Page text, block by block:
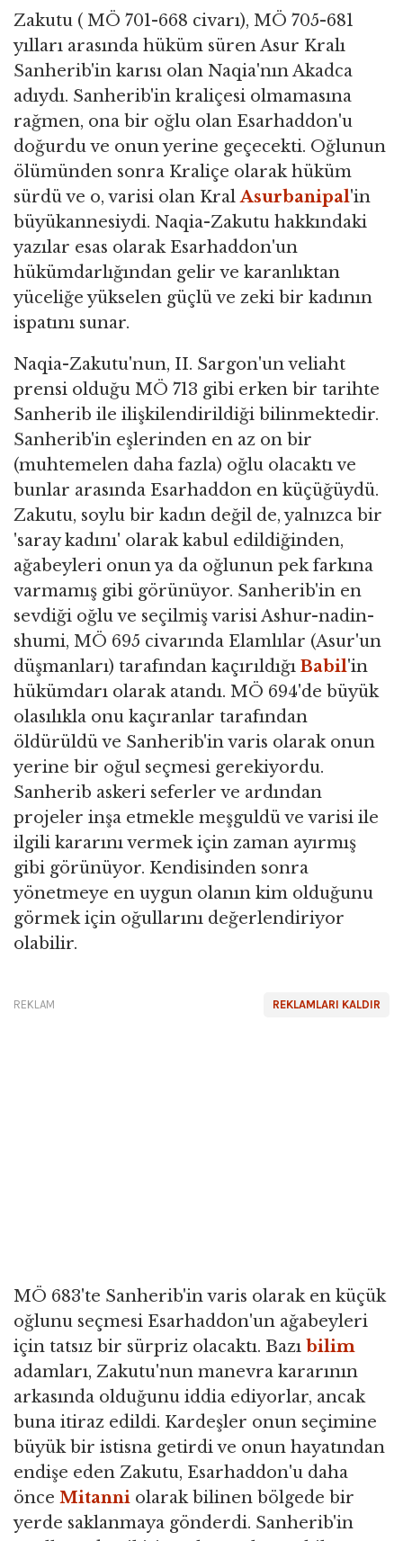
Zakutu ( MÖ 701-668 civarı), MÖ 705-681
yılları arasında hüküm süren Asur Kralı
Sanherib'in karısı olan Naqia'nın Akadca
adıydı. Sanherib'in kraliçesi olmamasına
rağmen, ona bir oğlu olan Esarhaddon'u
doğurdu ve onun yerine geçecekti. Oğlunun
ölümünden sonra Kraliçe olarak hüküm
sürdü ve o, varisi olan KralAsurbanipal'in
büyükannesiydi. Naqia-Zakutu hakkındaki
yazılar esas olarak Esarhaddon'un
hükümdarlığından gelir ve karanlıktan
yüceliğe yükselen güçlü ve zeki bir kadının
ispatını sunar.
Naqia-Zakutu'nun, II. Sargon'un veliaht
prensi olduğu MÖ 713 gibi erken bir tarihte
Sanherib ile ilişkilendirildiği bilinmektedir.
Sanherib'in eşlerinden en az on bir
(muhtemelen daha fazla) oğlu olacaktı ve
bunlar arasında Esarhaddon en küçüğüydü.
Zakutu, soylu bir kadın değil de, yalnızca bir
'saray kadını' olarak kabul edildiğinden,
ağabeyleri onun ya da oğlunun pek farkına
varmamış gibi görünüyor. Sanherib'in en
sevdiği oğlu ve seçilmiş varisi Ashur-nadin-
shumi, MÖ 695 civarında Elamlılar (Asur'un
düşmanları) tarafından kaçırıldığı Babil'in
hükümdarı olarak atandı. MÖ 694'de büyük
olasılıkla onu kaçıranlar tarafından
öldürüldü ve Sanherib'in varis olarak onun
yerine bir oğul seçmesi gerekiyordu.
Sanherib askeri seferler ve ardından
projeler inşa etmekle meşguldü ve varisi ile
ilgili kararını vermek için zaman ayırmış
gibi görünüyor. Kendisinden sonra
yönetmeye en uygun olanın kim olduğunu
görmek için oğullarını değerlendiriyor
olabilir.
REKLAMLARI KALDIR
REKLAM
MÖ 683'te Sanherib'in varis olarak en küçük
oğlunu seçmesi Esarhaddon'un ağabeyleri
için tatsız bir sürpriz olacaktı. Bazı bilim
adamları, Zakutu'nun manevra kararının
arkasında olduğunu iddia ediyorlar, ancak
buna itiraz edildi. Kardeşler onun seçimine
büyük bir istisna getirdi ve onun hayatından
endişe eden Zakutu, Esarhaddon'u daha
önce Mitanni olarak bilinen bölgede bir
yerde saklanmaya gönderdi. Sanherib'in